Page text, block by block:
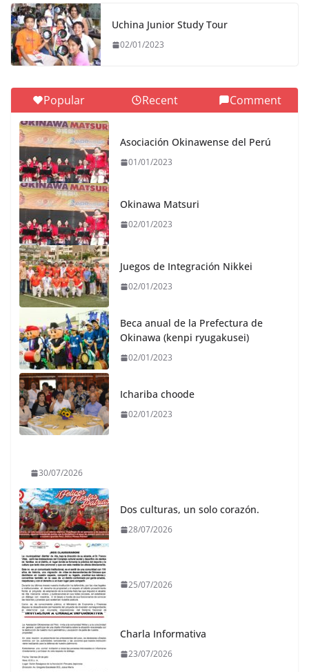
Uchina Junior Study Tour
02/01/2023
Popular Recent Comment
Asociación Okinawense del Perú
01/01/2023
Okinawa Matsuri
02/01/2023
Juegos de Integración Nikkei
02/01/2023
Beca anual de la Prefectura de
Okinawa (kenpi ryugakusei)
02/01/2023
Ichariba choode
02/01/2023
30/07/2026
Dos culturas, un solo corazón.
28/07/2026
25/07/2026
Charla Informativa
23/07/2026